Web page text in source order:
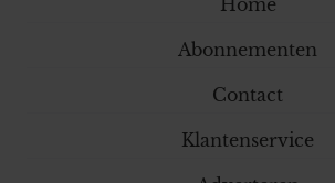
Abonnementen
Contact
Klantenservice